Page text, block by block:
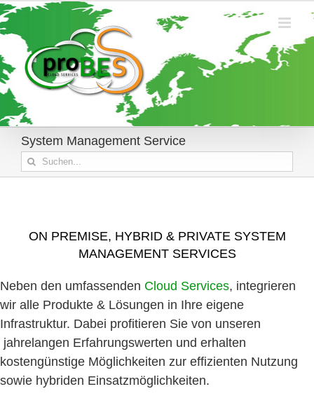
Zum
Inhalt
springen
System Management Service
Suche
nach:
ON PREMISE, HYBRID & PRIVATE SYSTEM
MANAGEMENT SERVICES
Neben den umfassenden Cloud Services, integrieren
wir alle Produkte & Lösungen in Ihre eigene
Infrastruktur. Dabei profitieren Sie von unseren
jahrelangen Erfahrungswerten und erhalten
kostengünstige Möglichkeiten zur effizienten Nutzung
sowie hybriden Einsatzmöglichkeiten.